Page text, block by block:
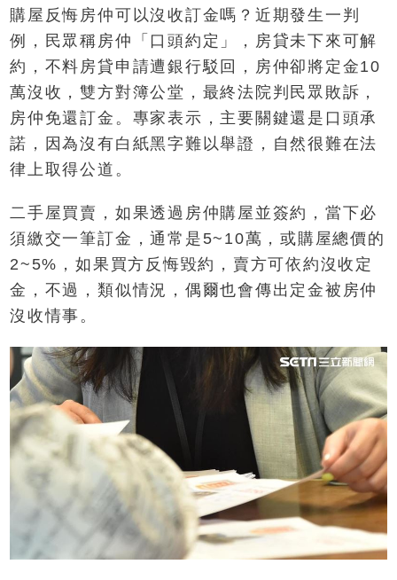
購屋反悔房仲可以沒收訂金嗎？近期發生一判
例，民眾稱房仲「口頭約定」，房貸未下來可解
約，不料房貸申請遭銀行駁回，房仲卻將定金10
萬沒收，雙方對簿公堂，最終法院判民眾敗訴，
房仲免還訂金。專家表示，主要關鍵還是口頭承
諾，因為沒有白紙黑字難以舉證，自然很難在法
律上取得公道。
二手屋買賣，如果透過房仲購屋並簽約，當下必
須繳交一筆訂金，通常是5~10萬，或購屋總價的
2~5%，如果買方反悔毀約，賣方可依約沒收定
金，不過，類似情況，偶爾也會傳出定金被房仲
沒收情事。